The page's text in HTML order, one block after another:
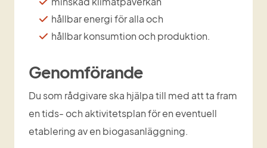
hållbar energi för alla och
hållbar konsumtion och produktion.
Genomförande
Du som rådgivare ska hjälpa till med att ta fram
en tids- och aktivitetsplan för en eventuell
etablering av en biogasanläggning.